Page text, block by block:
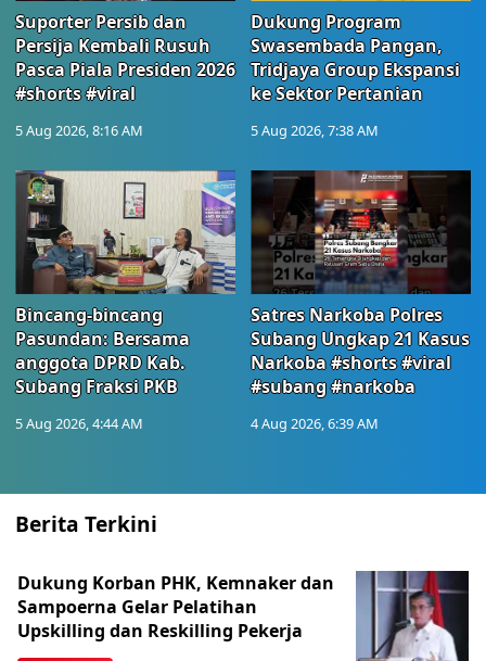
Suporter Persib dan
Persija Kembali Rusuh
Pasca Piala Presiden 2026
#shorts #viral
5 Aug 2026, 8:16 AM
Dukung Program
Swasembada Pangan,
Tridjaya Group Ekspansi
ke Sektor Pertanian
5 Aug 2026, 7:38 AM
Bincang-bincang
Pasundan: Bersama
anggota DPRD Kab.
Subang Fraksi PKB
5 Aug 2026, 4:44 AM
Satres Narkoba Polres
Subang Ungkap 21 Kasus
Narkoba #shorts #viral
#subang #narkoba
4 Aug 2026, 6:39 AM
Berita Terkini
Dukung Korban PHK, Kemnaker dan
Sampoerna Gelar Pelatihan
Upskilling dan Reskilling Pekerja